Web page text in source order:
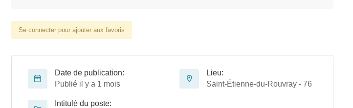
Se connecter pour ajouter aux favoris
Date de publication:
Publié il y a 1 mois
Lieu:
Saint-Étienne-du-Rouvray - 76
Intitulé du poste: